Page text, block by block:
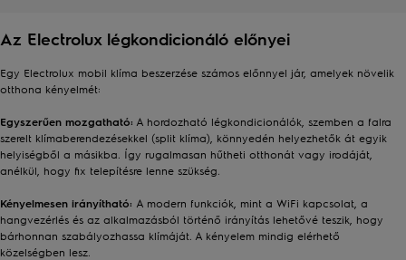
Az Electrolux légkondicionáló előnyei
Egy Electrolux mobil klíma beszerzése számos előnnyel jár, amelyek növelik
otthona kényelmét:
Egyszerűen mozgatható: A hordozható légkondicionálók, szemben a falra
szerelt klímaberendezésekkel (split klíma), könnyedén helyezhetők át egyik
helyiségből a másikba. Így rugalmasan hűtheti otthonát vagy irodáját,
anélkül, hogy fix telepítésre lenne szükség.
Kényelmesen irányítható: A modern funkciók, mint a WiFi kapcsolat, a
hangvezérlés és az alkalmazásból történő irányítás lehetővé teszik, hogy
bárhonnan szabályozhassa klímáját. A kényelem mindig elérhető
közelségben lesz.